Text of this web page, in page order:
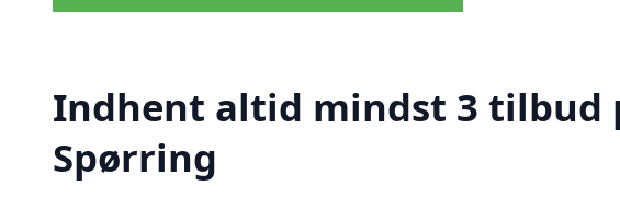
Indhent altid mindst 3 tilbud
Spørring